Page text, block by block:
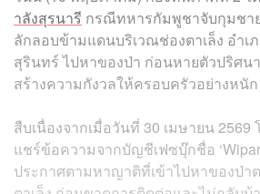
ำลังสุรนารี กรณีทหารกัมพูชาจับกุมชา
ลักลอบข้ามแดนบริเวณช่องตาเล็ง อำเ
สุรินทร์ ไปหาของป่า ก่อนหายตัวปริศน
สร้างความกังวลให้ครอบครัวอย่างหนัก
สืบเนื่องจากเมื่อวันที่ 30 เมษายน
แชร์ข้อความจากบัญชีเฟซบุ๊กชื่อ
ประกาศตามหาญาติที่เข้าไปหาของป่